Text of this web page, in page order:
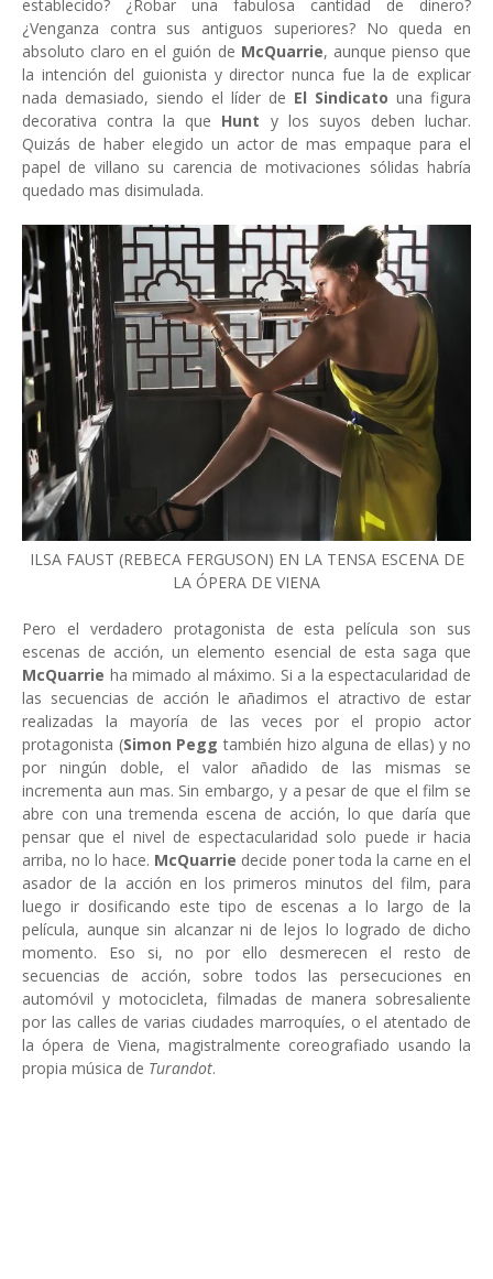
establecido? ¿Robar una fabulosa cantidad de dinero?
¿Venganza contra sus antiguos superiores? No queda en
absoluto claro en el guión de McQuarrie, aunque pienso que
la intención del guionista y director nunca fue la de explicar
nada demasiado, siendo el líder de El Sindicato una figura
decorativa contra la que Hunt y los suyos deben luchar.
Quizás de haber elegido un actor de mas empaque para el
papel de villano su carencia de motivaciones sólidas habría
quedado mas disimulada.
ILSA FAUST (REBECA FERGUSON) EN LA TENSA ESCENA DE
LA ÓPERA DE VIENA
Pero el verdadero protagonista de esta película son sus
escenas de acción, un elemento esencial de esta saga que
McQuarrie ha mimado al máximo. Si a la espectacularidad de
las secuencias de acción le añadimos el atractivo de estar
realizadas la mayoría de las veces por el propio actor
protagonista (Simon Pegg también hizo alguna de ellas) y no
por ningún doble, el valor añadido de las mismas se
incrementa aun mas. Sin embargo, y a pesar de que el film se
abre con una tremenda escena de acción, lo que daría que
pensar que el nivel de espectacularidad solo puede ir hacia
arriba, no lo hace. McQuarrie decide poner toda la carne en el
asador de la acción en los primeros minutos del film, para
luego ir dosificando este tipo de escenas a lo largo de la
película, aunque sin alcanzar ni de lejos lo logrado de dicho
momento. Eso si, no por ello desmerecen el resto de
secuencias de acción, sobre todos las persecuciones en
automóvil y motocicleta, filmadas de manera sobresaliente
por las calles de varias ciudades marroquíes, o el atentado de
la ópera de Viena, magistralmente coreografiado usando la
propia música de Turandot.